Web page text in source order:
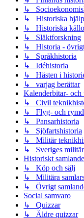
↳
↳ Historiska
↳ Historiska
↳ Släktforskning
↳ Historia -
↳ Språkhistoria
↳ Idéhistoria
↳ Hästen i
↳ varjag berättar
Kalenderbitar-
↳ Civil
↳ Flyg- och
↳ Pansarhistoria
↳ Sjöfartshistoria
↳ Militär
↳ Sveriges
Historiskt samlande
↳ Köp och sälj
↳ Militära
↳ Övrigt
Social samvaro
↳ Quizzar
↳ Äldre quizzar